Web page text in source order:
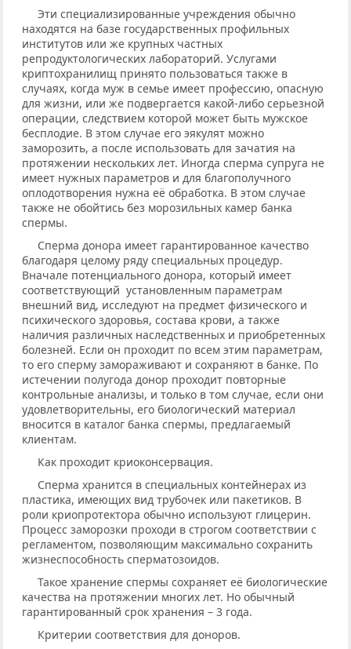
Эти специализированные учреждения обычно
находятся на базе государственных профильных
институтов или же крупных частных
репродуктологических лабораторий. Услугами
криптохранилищ принято пользоваться также в
случаях, когда муж в семье имеет профессию, опасную
для жизни, или же подвергается какой-либо серьезной
операции, следствием которой может быть мужское
бесплодие. В этом случае его эякулят можно
заморозить, а после использовать для зачатия на
протяжении нескольких лет. Иногда сперма супруга не
имеет нужных параметров и для благополучного
оплодотворения нужна её обработка. В этом случае
также не обойтись без морозильных камер банка
спермы.
Сперма донора имеет гарантированное качество
благодаря целому ряду специальных процедур.
Вначале потенциального донора, который имеет
соответствующий установленным параметрам
внешний вид, исследуют на предмет физического и
психического здоровья, состава крови, а также
наличия различных наследственных и приобретенных
болезней. Если он проходит по всем этим параметрам,
то его сперму замораживают и сохраняют в банке. По
истечении полугода донор проходит повторные
контрольные анализы, и только в том случае, если они
удовлетворительны, его биологический материал
вносится в каталог банка спермы, предлагаемый
клиентам.
Как проходит криоконсервация.
Сперма хранится в специальных контейнерах из
пластика, имеющих вид трубочек или пакетиков. В
роли криопротектора обычно используют глицерин.
Процесс заморозки проходи в строгом соответствии с
регламентом, позволяющим максимально сохранить
жизнеспособность сперматозоидов.
Такое хранение спермы сохраняет её биологические
качества на протяжении многих лет. Но обычный
гарантированный срок хранения – 3 года.
Критерии соответствия для доноров.